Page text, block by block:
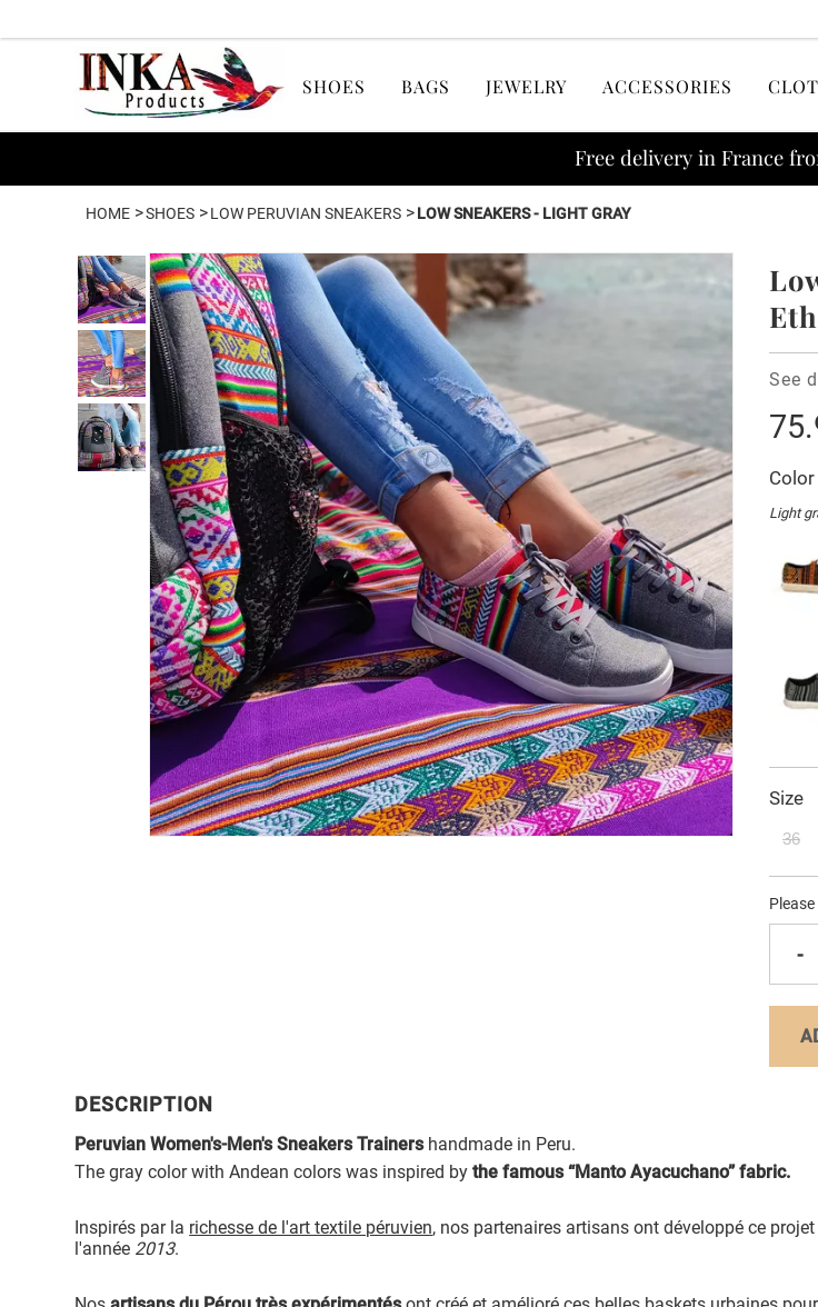
SHOES BAGS JEWELRY ACCESSORIES
Free delivery in France
HOME >SHOES >LOW PERUVIAN SNEAKERS >LOW SNEAKERS - LIGHT GRAY
See
Color
Light
Size
36
-
DESCRIPTION
Peruvian Women's-Men's Sneakers Trainershandmade in Peru.
The gray color with Andean colors was inspired bythe famous “Manto Ayacuchano” fabric.
Inspirés par la richesse de l'art textile péruvien, nos partenaires artisans ont développé ce
l'année 2013.